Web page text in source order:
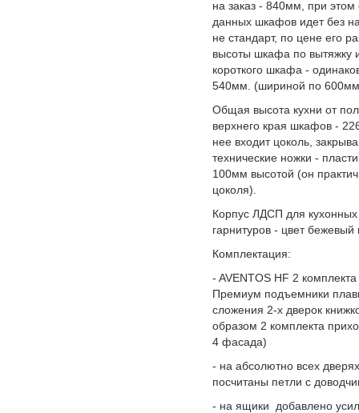
на заказ - 840мм, при этом
данных шкафов идет без
не стандарт, по цене его
высоты шкафа по вытяжку
короткого шкафа -
540мм. (шириной по
Общая высота кухни от
верхнего края шкафов -
нее входит цоколь,
технические ножки -
100мм высотой (он
цоколя).
Корпус ЛДСП для кухонных
гарнитуров - цвет бежевый
Комплектация:
- AVENTOS HF 2 комплекта
Премиум подъемники
сложения 2-х дверок
образом 2 комплекта
4 фасада)
- на абсолютно всех
посчитаны петли с
- на ящики добавлено